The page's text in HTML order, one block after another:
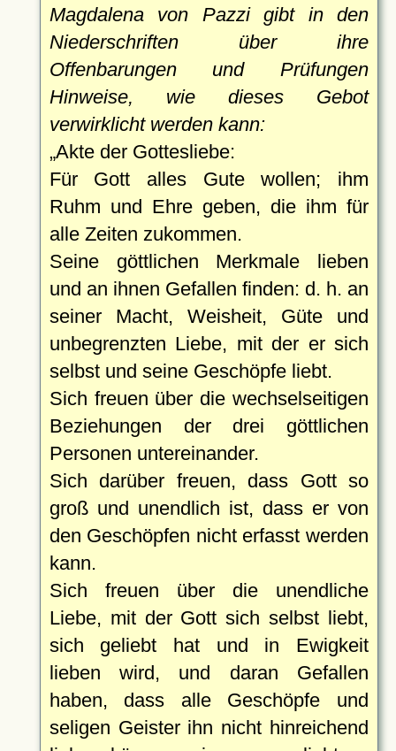
Magdalena von Pazzi gibt in den
Niederschriften über ihre
Offenbarungen und Prüfungen
Hinweise, wie dieses Gebot
verwirklicht werden kann:
Akte der Gottesliebe:
Für Gott alles Gute wollen; ihm
Ruhm und Ehre geben, die ihm für
alle Zeiten zukommen.
Seine göttlichen Merkmale lieben
und an ihnen Gefallen finden: d. h. an
seiner Macht, Weisheit, Güte und
unbegrenzten Liebe, mit der er sich
selbst und seine Geschöpfe liebt.
Sich freuen über die wechselseitigen
Beziehungen der drei göttlichen
Personen untereinander.
Sich darüber freuen, dass Gott so
groß und unendlich ist, dass er von
den Geschöpfen nicht erfasst werden
kann.
Sich freuen über die unendliche
Liebe, mit der Gott sich selbst liebt,
sich geliebt hat und in Ewigkeit
lieben wird, und daran Gefallen
haben, dass alle Geschöpfe und
seligen Geister ihn nicht hinreichend